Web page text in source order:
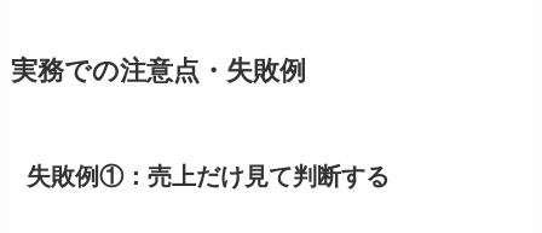
実務での注意点・失敗例
失敗例①：売上だけ見て判断する